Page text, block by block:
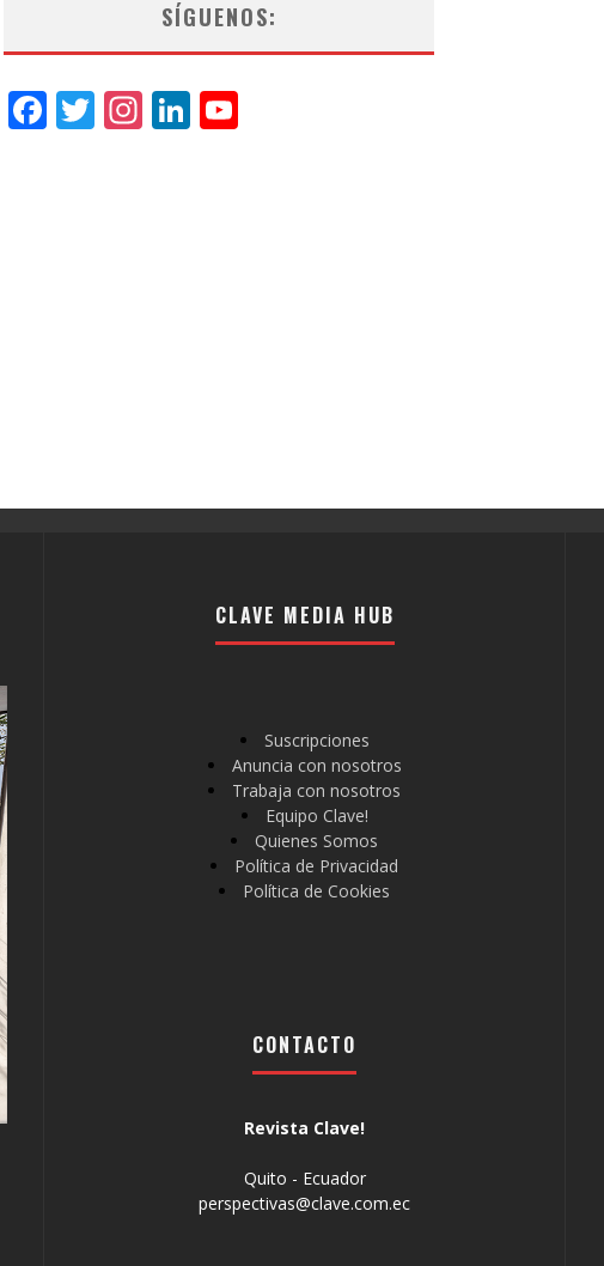
SÍGUENOS:
Facebook
Twitter
Instagram
LinkedIn
CLAVE MEDIA HUB
Suscripciones
Anuncia con nosotros
Trabaja con nosotros
Equipo Clave!
Quienes Somos
Política de Privacidad
Política de Cookies
CONTACTO
Revista Clave!
Quito - Ecuador
perspectivas@clave.com.ec